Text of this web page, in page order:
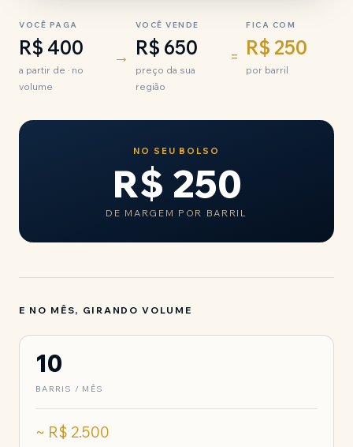
VOCÊ PAGA
R$ 400
a partir de · no
volume
→
VOCÊ VENDE
R$ 650
preço da sua
região
=
FICA COM
R$ 250
por barril
NO SEU BOLSO
R$ 250
DE MARGEM POR BARRIL
E NO MÊS, GIRANDO VOLUME
10
BARRIS / MÊS
~ R$ 2.500